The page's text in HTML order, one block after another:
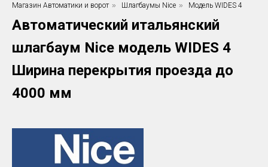
Магазин Автоматики и ворот » Шлагбаумы Nice » Модель WIDES 4
Автоматический итальянский
шлагбаум Nice модель WIDES 4
Ширина перекрытия проезда до
4000 мм